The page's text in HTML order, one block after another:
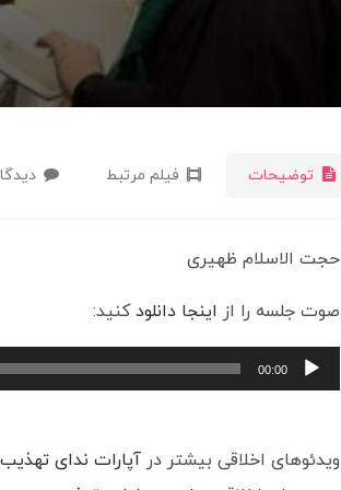
توضیحات فیلم مرتبط
حجت الاسلام ظهیری
صوت جلسه را از اینجا دانلودکنید:
پخش‌کننده
صوت
00:00
ویدئوهای اخلاقی بیشتر در آپارات ندای تهذیب